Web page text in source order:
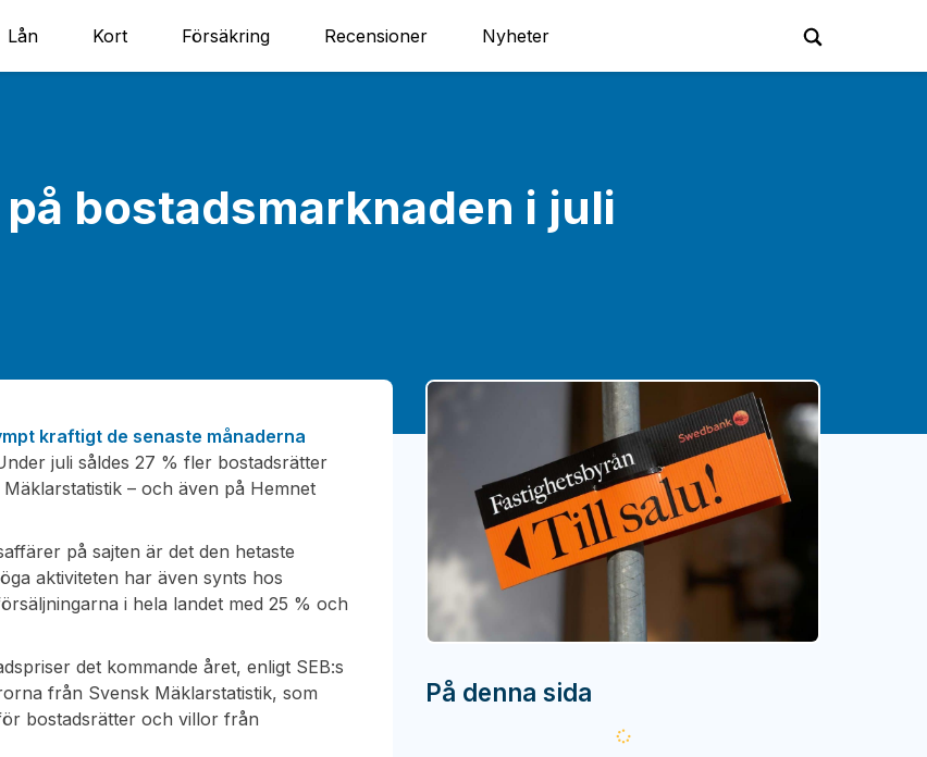
Lån Kort Försäkring Recensioner Nyheter
bostadsmarknaden i juli
kraftigt de senaste månaderna
juli såldes 27 % fler bostadsrätter
– och även på Hemnet
på sajten är det den hetaste
aktiviteten har även synts hos
i hela landet med 25 % och
det kommande året, enligt SEB:s
från Svensk Mäklarstatistik, som
bostadsrätter och villor från
På denna sida
Läser